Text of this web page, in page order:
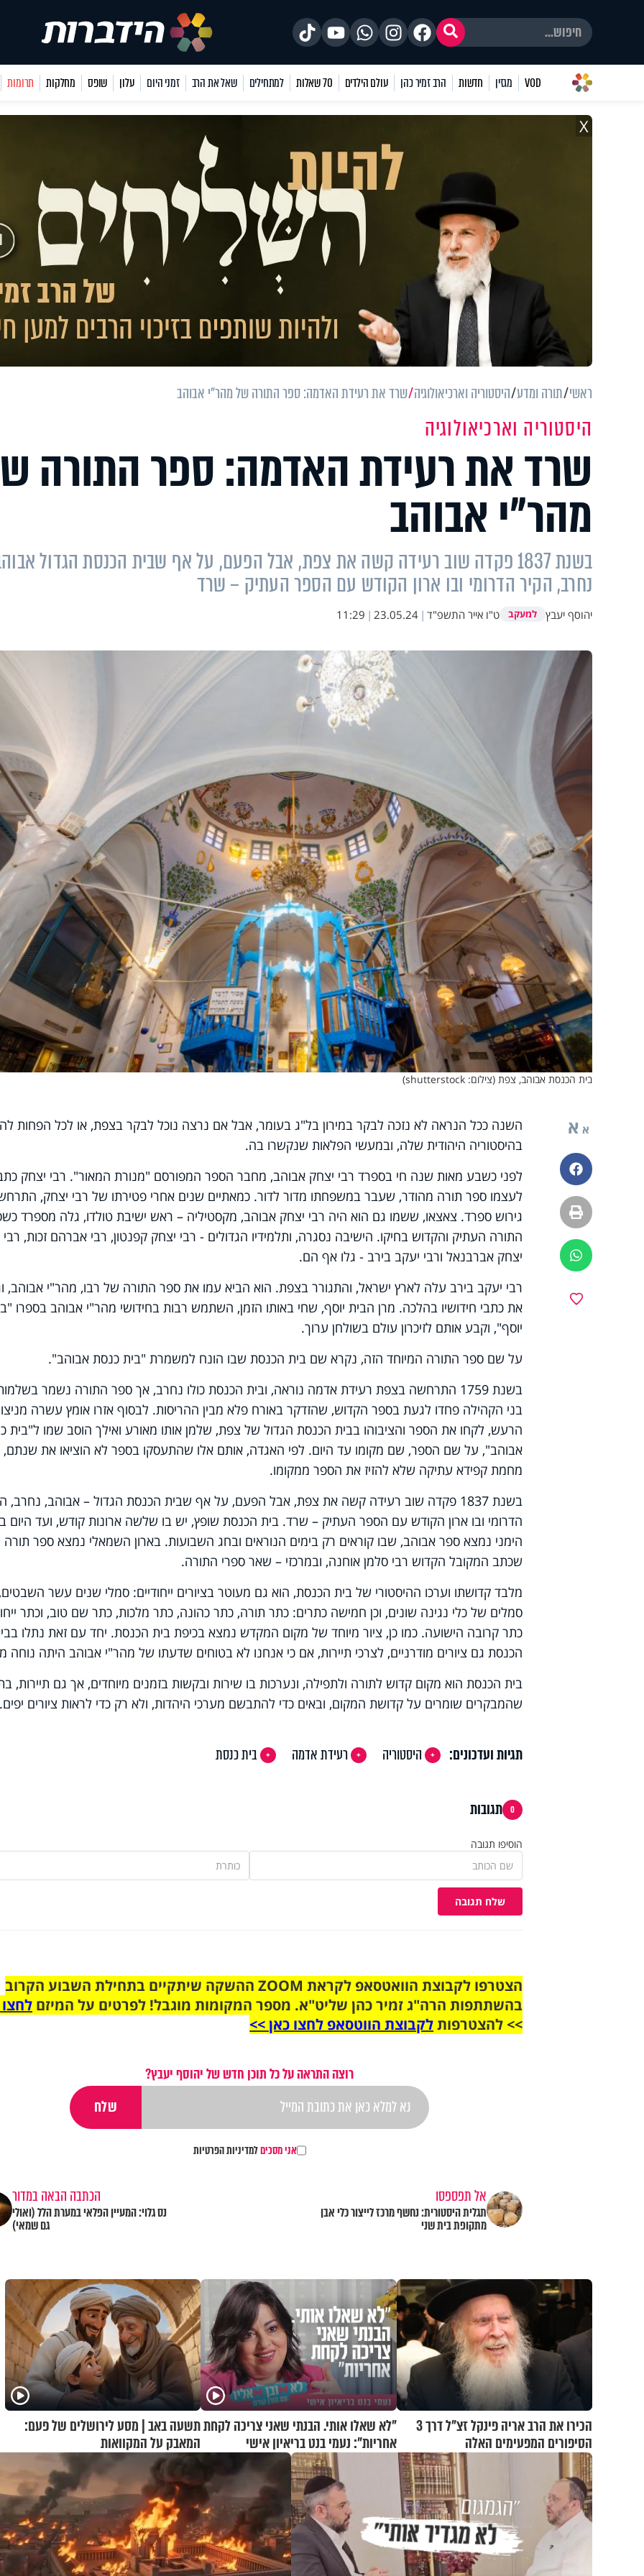
VOD מגזין חדשות הרב זמיר כהן עולם הילדים 70 שאלות למתחילים שאל את הרב זמני היום עלון שופס מחלקות תרומות
X
ראשי תורה ומדע היסטוריה וארכיאולוגיה שרד את רעידת האדמה: ספר התורה של מהר"י אבוהב
היסטוריה וארכיאולוגיה
שרד את רעידת האדמה: ספר התורה
מהר"י אבוהב
בשנת 1837 פקדה שוב רעידה קשה את צפת, אבל הפעם, על אף שבית הכנסת הגדול
נחרב, הקיר הדרומי ובו ארון הקודש עם הספר העתיק – שרד
יהוסף יעבץ למעקב ט"ו אייר התשפ"ד |
23.05.24
|
11:29
בית הכנסת אבוהב, צפת (צילום: shutterstock)
א א
פייסבוק
הדפסה
ווטסאפ
השנה ככל הנראה לא נזכה לבקר במירון בל"ג בעומר, אבל אם נרצה נוכל לבקר בצפת, או לכל הפחות
בהיסטוריה היהודית שלה, ובמעשי הפלאות שנקשרו בה.
לפני כשבע מאות שנה חי בספרד רבי יצחק אבוהב, מחבר הספר המפורסם "מנורת המאור". רבי יצחק
לעצמו ספר תורה מהודר, שעבר במשפחתו מדור לדור. כמאתיים שנים אחרי פטירתו של רבי יצחק,
גירוש ספרד. צאצאו, ששמו גם הוא היה רבי יצחק אבוהב, מקסטיליה – ראש ישיבת טולדו, גלה מספרד
התורה העתיק והקדוש בחיקו. הישיבה נסגרה, ותלמידיו הגדולים - רבי יצחק קפנטון, רבי אברהם זכות, רבי
יצחק אברבנאל ורבי יעקב בירב - גלו אף הם.
רבי יעקב בירב עלה לארץ ישראל, והתגורר בצפת. הוא הביא עמו את ספר התורה של רבו, מהר"י אבוהב,
את כתבי חידושיו בהלכה. מרן הבית יוסף, שחי באותו הזמן, השתמש רבות בחידושי מהר"י אבוהב בספרו
יוסף", וקבע אותם לזיכרון עולם בשולחן ערוך.
על שם ספר התורה המיוחד הזה, נקרא שם בית הכנסת שבו הונח למשמרת "בית כנסת אבוהב".
בשנת 1759 התרחשה בצפת רעידת אדמה נוראה, ובית הכנסת כולו נחרב, אך ספר התורה נשמר
בני הקהילה פחדו לגעת בספר הקדוש, שהזדקר באורח פלא מבין ההריסות. לבסוף אזרו אומץ עשרה
הרעש, לקחו את הספר והציבוהו בבית הכנסת הגדול של צפת, שלמן אותו מאורע ואילך הוסב שמו ל"בית
אבוהב", על שם הספר, שם מקומו עד היום. לפי האגדה, אותם אלו שהתעסקו בספר לא הוציאו את שנתם,
מחמת קפידא עתיקה שלא להזיז את הספר ממקומו.
בשנת 1837 פקדה שוב רעידה קשה את צפת, אבל הפעם, על אף שבית הכנסת הגדול – אבוהב, נחרב,
הדרומי ובו ארון הקודש עם הספר העתיק – שרד. בית הכנסת שופץ, יש בו שלשה ארונות קודש, ועד היום
הימני נמצא ספר אבוהב, שבו קוראים רק בימים הנוראים ובחג השבועות. בארון השמאלי נמצא ספר תורה
שכתב המקובל הקדוש רבי סלמן אוחנה, ובמרכזי – שאר ספרי התורה.
מלבד קדושתו וערכו ההיסטורי של בית הכנסת, הוא גם מעוטר בציורים ייחודיים: סמלי שנים עשר השבטים,
סמלים של כלי נגינה שונים, וכן חמישה כתרים: כתר תורה, כתר כהונה, כתר מלכות, כתר שם טוב, וכתר
כתר קרובה הישועה. כמו כן, ציור מיוחד של מקום המקדש נמצא בכיפת בית הכנסת. יחד עם זאת נתלו
הכנסת גם ציורים מודרניים, לצרכי תיירות, אם כי אנחנו לא בטוחים שדעתו של מהר"י אבוהב היתה נוחה
בית הכנסת הוא מקום קדוש לתורה ולתפילה, ונערכות בו שירות ובקשות בזמנים מיוחדים, אך גם תיירות,
שהמבקרים שומרים על קדושת המקום, ובאים כדי להתבשם מערכי היהדות, ולא רק כדי לראות ציורים יפים.
תגיות ועדכונים: היסטוריה רעידת אדמה בית כנסת
0 תגובות
הוסיפו תגובה
שלח תגובה
הצטרפו לקבוצת הוואטסאפ לקראת ZOOM ההשקה שיתקיים בתחילת השבוע הקרוב
בהשתתפות הרה"ג זמיר כהן שליט"א. מספר המקומות מוגבל! לפרטים על המיזם
>> להצטרפותלקבוצת הווטסאפ לחצו כאן >>
רוצה התראה על כל תוכן חדש של יהוסף יעבץ?
אני מסכיםלמדיניות הפרטיות
אל תפספסו
תגלית היסטורית: נחשף מרכז לייצור כלי אבן
מתקופת בית שני
הכתבה הבאה במדור
נס גלוי: המעיין הפלאי במערת הלל (ואולי
גם שמאי)
הכירו את הרב אריה פינקל זצ"ל דרך 3
הסיפורים המפעימים האלה
"לא שאלו אותי. הבנתי שאני צריכה לקחת
אחריות": נעמי בנט בריאיון אישי
תשעה באב | מסע לירושלים של פעם:
המאבק על המקוואות